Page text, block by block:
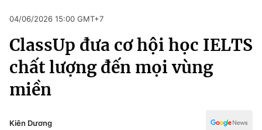
Chuyên mục
Chính trị
Xã hội
Pháp luật
Pháp luật
Kinh tế
Thể thao
Truyền hình
Văn hóa - Giải trí
04/06/2026 15:00 GMT+7
ClassUp đưa cơ hội học IELTS
chất lượng đến mọi vùng
miền
Kiên Dương